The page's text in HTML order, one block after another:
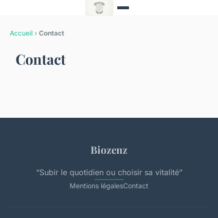
Accueil › Contact
Contact
Biozenz
“Subir le quotidien ou choisir sa vitalité”
Mentions légalesContact